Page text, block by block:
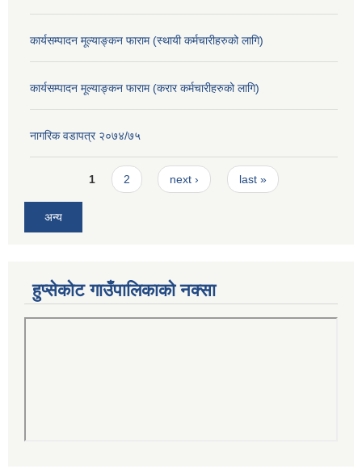
कार्यसम्पादन मूल्याङ्कन फाराम (स्थायी कर्मचारीहरुको लागि)
कार्यसम्पादन मूल्याङ्कन फाराम (करार कर्मचारीहरुको लागि)
नागरिक वडापत्र २०७४/७५
Pages1 2 next › last »
अन्य
हुप्सेकोट गाउँपालिकाको नक्सा